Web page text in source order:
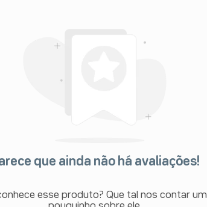
que ainda não há avaliações!
esse produto? Que tal nos contar um